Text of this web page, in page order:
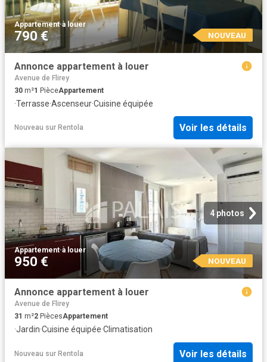
Appartement·à louer
790 € NOUVEAU
Annonce appartement à louer
Avenue de Flirey
30 m²1 PièceAppartement
·Terrasse·Ascenseur·Cuisine équipée
Nouveau sur Rentola Voir les détails
4 photos
Appartement·à louer
950 € NOUVEAU
Annonce appartement à louer
Avenue de Flirey
31 m²2 PiècesAppartement
·Jardin·Cuisine équipée·Climatisation
Nouveau sur Rentola Voir les détails